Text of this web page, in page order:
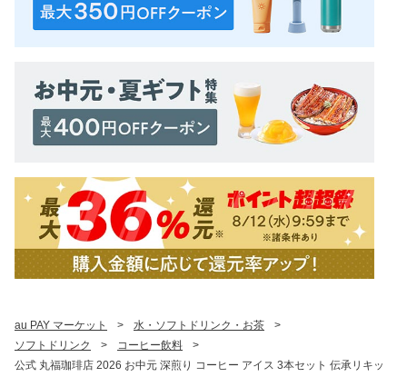
au PAY マーケット > 水・ソフトドリンク・お茶
>
ソフトドリンク
> コーヒー飲料
>
公式 丸福珈琲店 2026 お中元 深煎り コーヒー アイス 3本セット 伝承リキッ